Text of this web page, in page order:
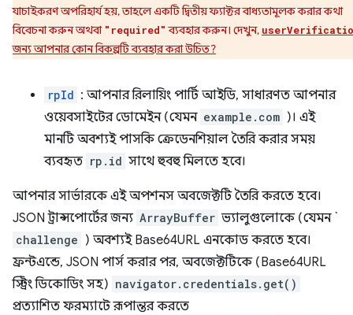
যাচাইকরণ অপরিহার্য হয়, তাহলে একটি দ্বিতীয় ফ্যাক্টর বাধ্যতামূলক করার কথা
বিবেচনা করুন অথবা "required" ব্যবহার করুন। দেখুন,
জন্য আপনার কোন বিকল্পটি ব্যবহার করা উচিত?
rpId : আপনার রিলায়িং পার্টি আইডি, সাধারণত আপনার
ওয়েবসাইটের ডোমেইন (যেমন example.com )। এই
মানটি অবশ্যই পাসকি ক্রেডেনশিয়াল তৈরি করার সময়
ব্যবহৃত rp.id সাথে হুবহু মিলতে হবে।
আপনার সার্ভারকে এই অপশনস অবজেক্টটি তৈরি করতে হবে।
JSON ট্রান্সপোর্টের জন্য ArrayBuffer ভ্যালুগুলোকে (যেমন `
challenge ) অবশ্যই Base64URL এনকোড করতে হবে।
ফ্রন্টএন্ডে, JSON পার্স করার পর, অবজেক্টটিকে (Base64URL
স্ট্রিং ডিকোডিং সহ) navigator.credentials.get()
প্রত্যাশিত ফরম্যাটে রূপান্তর করতে